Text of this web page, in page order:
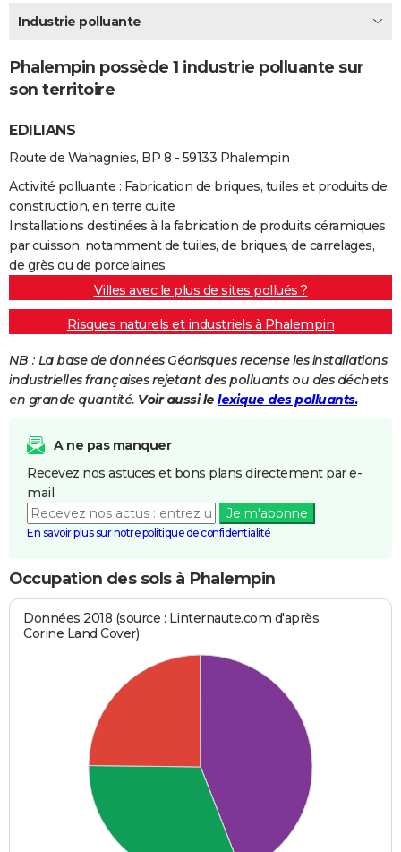
Destinations
City break
Voyage nature
Voyage de noces
Forum
Climat
+PHOTO
GUIDES D'ACHAT
BONS PLANS
CARTE DE VOEUX
Carte de Noël
Carte Bonne année
Carte Saint-Valentin
Carte Pâques
Carte d'anniversaire
DICTIONNAIRE
Dictionnaire
Biographies
Citations
Expressions
Proverbes
PROGRAMME TV
COPAINS D'AVANT
S'inscrire
Se connecter
Lycées
Collèges
Primaires
Universités
Entreprises
Service militaire
Avis de recherche
AVIS DE DÉCÈS
FORUM
Industrie polluante
Phalempin possède 1 industrie polluante sur
son territoire
EDILIANS
Route de Wahagnies, BP 8 - 59133 Phalempin
Activité polluante : Fabrication de briques, tuiles et produits de
construction, en terre cuite
Installations destinées à la fabrication de produits céramiques
par cuisson, notamment de tuiles, de briques, de carrelages,
de grès ou de porcelaines
Villes avec le plus de sites pollués ?
Risques naturels et industriels à Phalempin
NB : La base de données Géorisques recense les installations
industrielles françaises rejetant des polluants ou des déchets
en grande quantité. Voir aussi le lexique des polluants.
A ne pas manquer
Recevez nos astuces et bons plans directement par e-
mail.
Je m'abonne
En savoir plus sur notre politique de confidentialité
Occupation des sols à Phalempin
Données 2018 (source : Linternaute.com d'après
Corine Land Cover)